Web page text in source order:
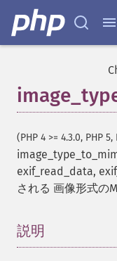
(PHP 4 >= 4.3.0, PHP 5,
exif_read_data,
される 画像形式の
説明